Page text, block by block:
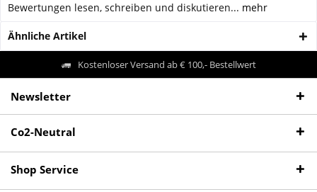
Bewertungen lesen, schreiben und diskutieren... mehr
Ähnliche Artikel
Kostenloser Versand ab € 100,- Bestellwert
Newsletter
Co2-Neutral
Shop Service